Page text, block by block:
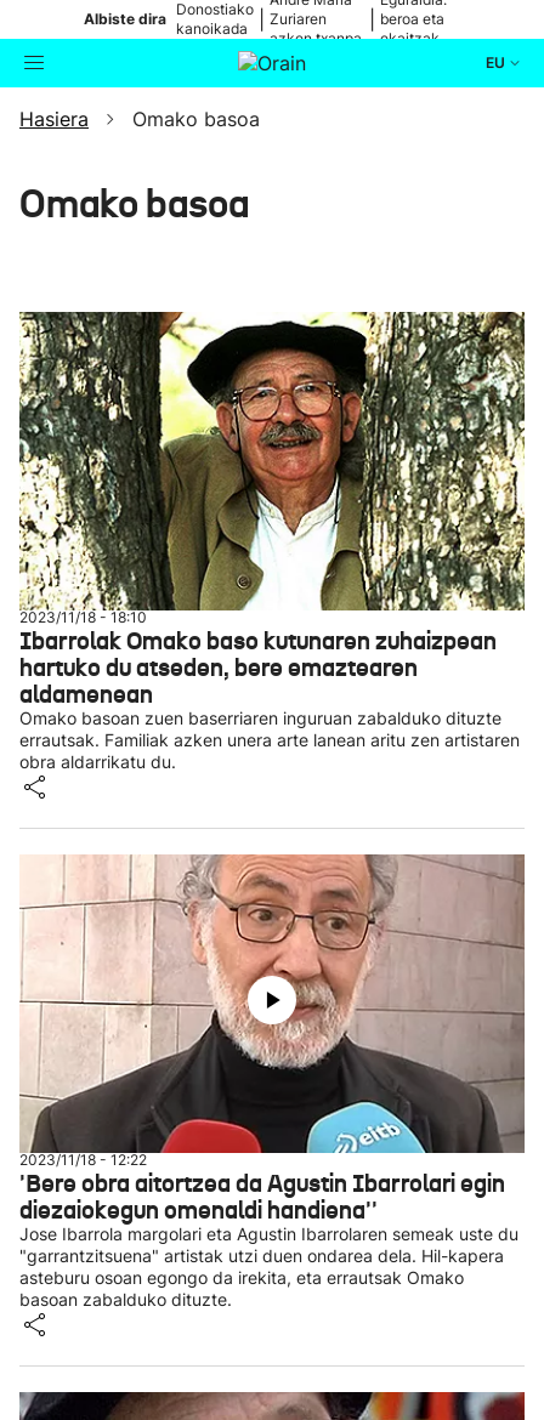
Albiste dira
Donostiako
kanoikada
Zuriaren
azken txanpa
beroa eta
ekaitzak
EU
Bilatzailea Aktualitatea
Ikusmiran
Eguraldia
Hasiera Omako basoa
Omako basoa
2023/11/18 - 18:10
Ibarrolak Omako baso kutunaren zuhaizpean
hartuko du atseden, bere emaztearen
aldamenean
Omako basoan zuen baserriaren inguruan zabalduko dituzte
errautsak. Familiak azken unera arte lanean aritu zen artistaren
obra aldarrikatu du.
2023/11/18 - 12:22
'Bere obra aitortzea da Agustin Ibarrolari egin
diezaiokegun omenaldi handiena''
Jose Ibarrola margolari eta Agustin Ibarrolaren semeak uste du
"garrantzitsuena" artistak utzi duen ondarea dela. Hil-kapera
asteburu osoan egongo da irekita, eta errautsak Omako
basoan zabalduko dituzte.